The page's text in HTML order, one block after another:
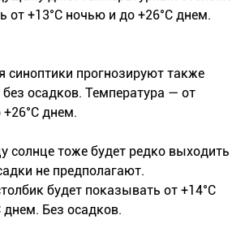
от +13°С ночью и до +26°С днем.
синоптики прогнозируют также
осадков. Температура — от
днем.
солнце тоже будет редко выходить
не предполагают.
будет показывать от +14°С
Без осадков.